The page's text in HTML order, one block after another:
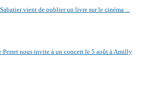
vient de publier un livre sur le cinéma ...
Perret nous invite à un concert le 5 août à Amilly